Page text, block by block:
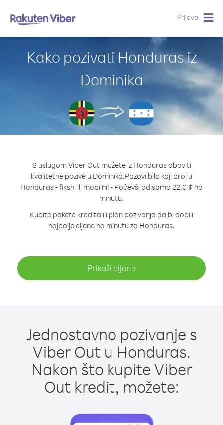
Prijava
Kako pozivati Honduras iz
Dominika
S uslugom Viber Out možete iz Honduras obaviti
kvalitetne pozive u Dominika.Pozovi bilo koji broj u
Honduras - fiksni ili mobilni! - Počevši od samo 22.0 ¢ na
minutu.
Kupite pakete kredita ili plan pozivanja da bi dobili
najbolje cijene na minutu za Honduras.
Prikaži cijene
Jednostavno pozivanje s
Viber Out u Honduras.
Nakon što kupite Viber
Out kredit, možete: